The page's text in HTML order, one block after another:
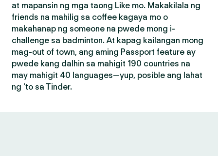
at mapansin ng mga taong Like mo. Makakilala ng
friends na mahilig sa coffee kagaya mo o
makahanap ng someone na pwede mong i-
challenge sa badminton. At kapag kailangan mong
mag-out of town, ang aming Passport feature ay
pwede kang dalhin sa mahigit 190 countries na
may mahigit 40 languages—yup, posible ang lahat
ng 'to sa Tinder.